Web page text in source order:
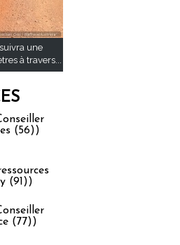
une
à travers...
(56))
(91))
(77))